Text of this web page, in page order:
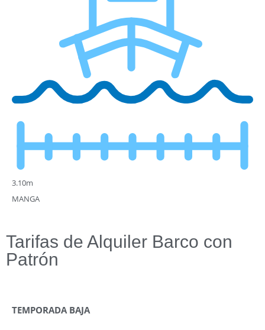
3.10m
MANGA
Tarifas de Alquiler Barco con
Patrón
TEMPORADA BAJA